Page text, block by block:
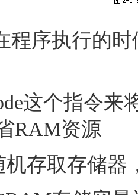
程序执行的
这个指令来
RAM资源
机存取存储器